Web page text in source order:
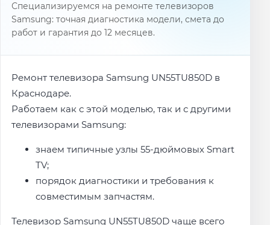
Специализируемся на ремонте телевизоров
Samsung: точная диагностика модели, смета до
работ и гарантия до 12 месяцев.
Ремонт телевизора Samsung UN55TU850D в
Краснодаре.
Работаем как с этой моделью, так и с другими
телевизорами Samsung:
знаем типичные узлы 55-дюймовых Smart
TV;
порядок диагностики и требования к
совместимым запчастям.
Телевизор Samsung UN55TU850D чаще всего